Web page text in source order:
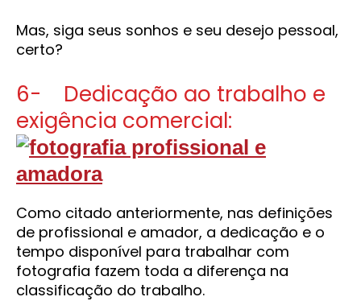
Mas, siga seus sonhos e seu desejo pessoal,
certo?
6- Dedicação ao trabalho e
exigência comercial:
Como citado anteriormente, nas definições
de profissional e amador, a dedicação e o
tempo disponível para trabalhar com
fotografia fazem toda a diferença na
classificação do trabalho.